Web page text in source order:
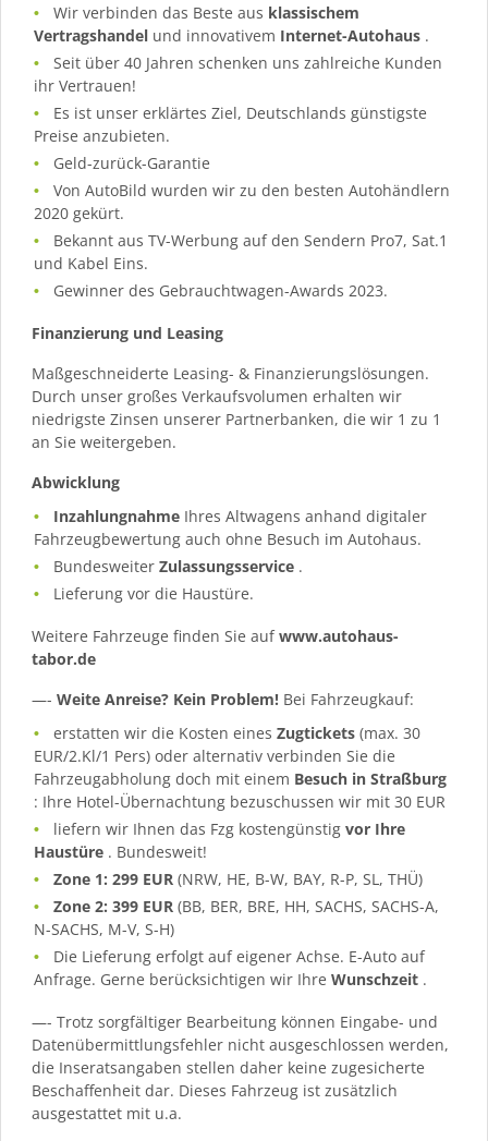
Wir verbinden das Beste aus klassischem
Vertragshandel und innovativem Internet-Autohaus .
Seit über 40 Jahren schenken uns zahlreiche Kunden
ihr Vertrauen!
Es ist unser erklärtes Ziel, Deutschlands günstigste
Preise anzubieten.
Geld-zurück-Garantie
Von AutoBild wurden wir zu den besten Autohändlern
2020 gekürt.
Bekannt aus TV-Werbung auf den Sendern Pro7, Sat.1
und Kabel Eins.
Gewinner des Gebrauchtwagen-Awards 2023.
Finanzierung und Leasing
Maßgeschneiderte Leasing- & Finanzierungslösungen.
Durch unser großes Verkaufsvolumen erhalten wir
niedrigste Zinsen unserer Partnerbanken, die wir 1 zu 1
an Sie weitergeben.
Abwicklung
Inzahlungnahme Ihres Altwagens anhand digitaler
Fahrzeugbewertung auch ohne Besuch im Autohaus.
BundesweiterZulassungsservice .
Lieferung vor die Haustüre.
Weitere Fahrzeuge finden Sie aufwww.autohaus-
tabor.de
—- Weite Anreise? Kein Problem! Bei Fahrzeugkauf:
erstatten wir die Kosten einesZugtickets(max. 30
EUR/2.Kl/1 Pers) oder alternativ verbinden Sie die
Fahrzeugabholung doch mit einem Besuch in Straßburg
: Ihre Hotel-Übernachtung bezuschussen wir mit 30 EUR
liefern wir Ihnen das Fzg kostengünstigvor Ihre
Haustüre . Bundesweit!
Zone 1: 299 EUR (NRW, HE, B-W, BAY, R-P, SL, THÜ)
Zone 2: 399 EUR (BB, BER, BRE, HH, SACHS, SACHS-A,
N-SACHS, M-V, S-H)
Die Lieferung erfolgt auf eigener Achse. E-Auto auf
Anfrage. Gerne berücksichtigen wir Ihre Wunschzeit .
—- Trotz sorgfältiger Bearbeitung können Eingabe- und
Datenübermittlungsfehler nicht ausgeschlossen werden,
die Inseratsangaben stellen daher keine zugesicherte
Beschaffenheit dar. Dieses Fahrzeug ist zusätzlich
ausgestattet mit u.a.